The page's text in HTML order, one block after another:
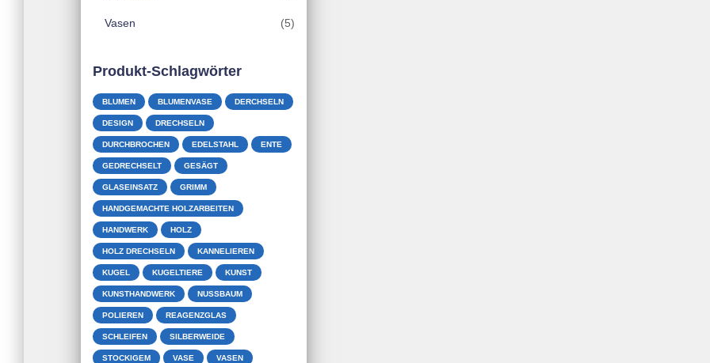
Vasen (5)
Produkt-Schlagwörter
BLUMEN BLUMENVASE DERCHSELN
DESIGN DRECHSELN
DURCHBROCHEN EDELSTAHL ENTE
GEDRECHSELT GESÄGT
GLASEINSATZ GRIMM
HANDGEMACHTE HOLZARBEITEN
HANDWERK HOLZ
HOLZ DRECHSELN KANNELIEREN
KUGEL KUGELTIERE KUNST
KUNSTHANDWERK NUSSBAUM
POLIEREN REAGENZGLAS
SCHLEIFEN SILBERWEIDE
STOCKIGEM VASE VASEN